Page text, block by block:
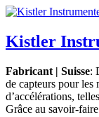
Kistler
Fabricant | Suisse:
de capteurs pour les
d’accélérations,
Grâce au savoir-